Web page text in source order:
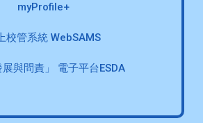
myProfile+
校管系統 WebSAMS
展與問責」 電子平台ESDA